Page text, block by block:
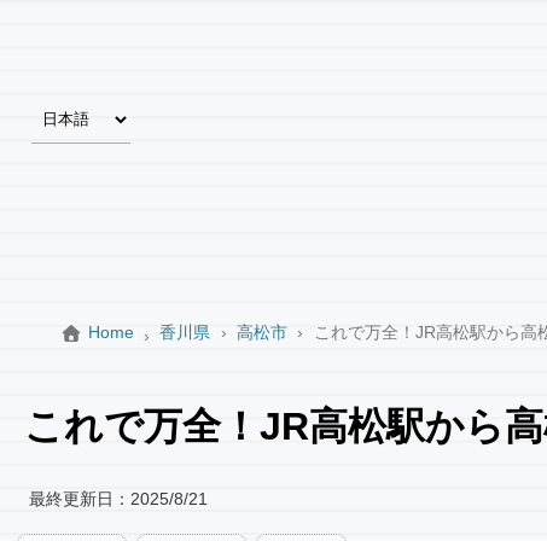
Home 香川県 高松市 これで万全！JR高松駅から高
これで万全！JR高松駅から
最終更新日： 2025/8/21